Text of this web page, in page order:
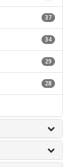
37
34
29
28